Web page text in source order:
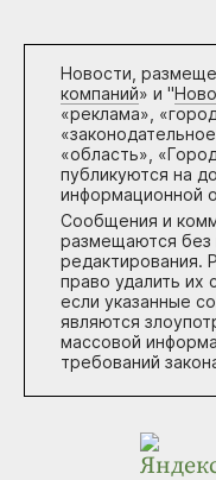
Новости,
компаний» и "
«реклама»,
«область»,
публикуются на
информационной
Сообщения и
размещаются без
редактирования.
право удалить их
если указанные
являются
массовой
требований